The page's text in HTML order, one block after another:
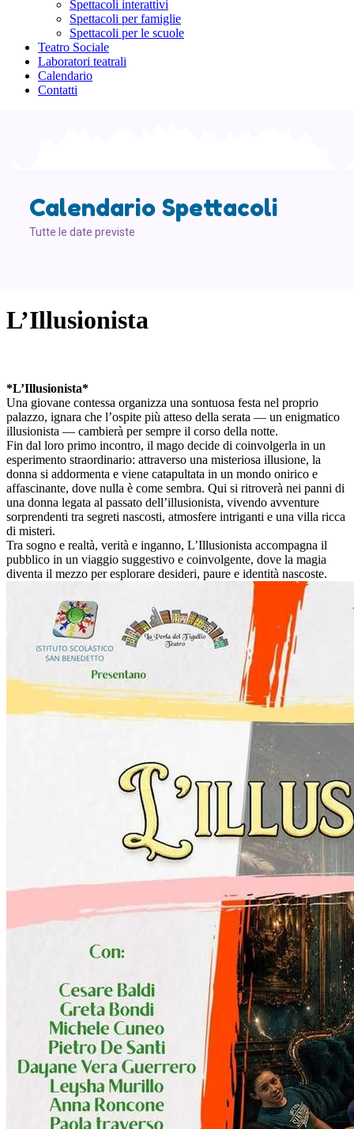
Spettacoli interattivi
Spettacoli per famiglie
Spettacoli per le scuole
Teatro Sociale
Laboratori teatrali
Calendario
Contatti
Calendario Spettacoli
Tutte le date previste
L’Illusionista
*L’Illusionista*
Una giovane contessa organizza una sontuosa festa nel proprio
palazzo, ignara che l’ospite più atteso della serata — un enigmatico
illusionista — cambierà per sempre il corso della notte.
Fin dal loro primo incontro, il mago decide di coinvolgerla in un
esperimento straordinario: attraverso una misteriosa illusione, la
donna si addormenta e viene catapultata in un mondo onirico e
affascinante, dove nulla è come sembra. Qui si ritroverà nei panni di
una donna legata al passato dell’illusionista, vivendo avventure
sorprendenti tra segreti nascosti, atmosfere intriganti e una villa ricca
di misteri.
Tra sogno e realtà, verità e inganno, L’Illusionista accompagna il
pubblico in un viaggio suggestivo e coinvolgente, dove la magia
diventa il mezzo per esplorare desideri, paure e identità nascoste.